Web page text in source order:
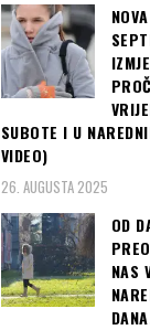
SUBOTE I U
VIDEO)
26. AUGUSTA 2025
OD
NAS